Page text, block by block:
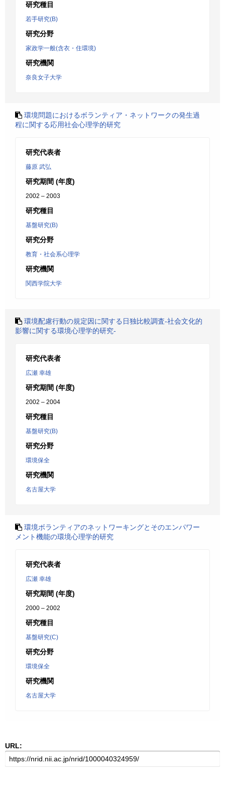
研究種目
若手研究(B)
研究分野
家政学一般(含衣・住環境)
研究機関
奈良女子大学
環境問題におけるボランティア・ネットワークの発生過
程に関する応用社会心理学的研究
研究代表者
藤原 武弘
研究期間 (年度)
2002 – 2003
研究種目
基盤研究(B)
研究分野
教育・社会系心理学
研究機関
関西学院大学
環境配慮行動の規定因に関する日独比較調査-社会文化的
影響に関する環境心理学的研究-
研究代表者
広瀬 幸雄
研究期間 (年度)
2002 – 2004
研究種目
基盤研究(B)
研究分野
環境保全
研究機関
名古屋大学
環境ボランティアのネットワーキングとそのエンパワー
メント機能の環境心理学的研究
研究代表者
広瀬 幸雄
研究期間 (年度)
2000 – 2002
研究種目
基盤研究(C)
研究分野
環境保全
研究機関
名古屋大学
URL: